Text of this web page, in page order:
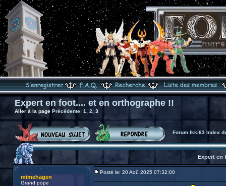
Expert en foot.... et en orthographe !!
Aller à la page Précédente 1 2 3
Forum Ikki63 Index
Expert en
mimehagen
Grand pope
Posté le: 20 Aoû 2025 07:32:00